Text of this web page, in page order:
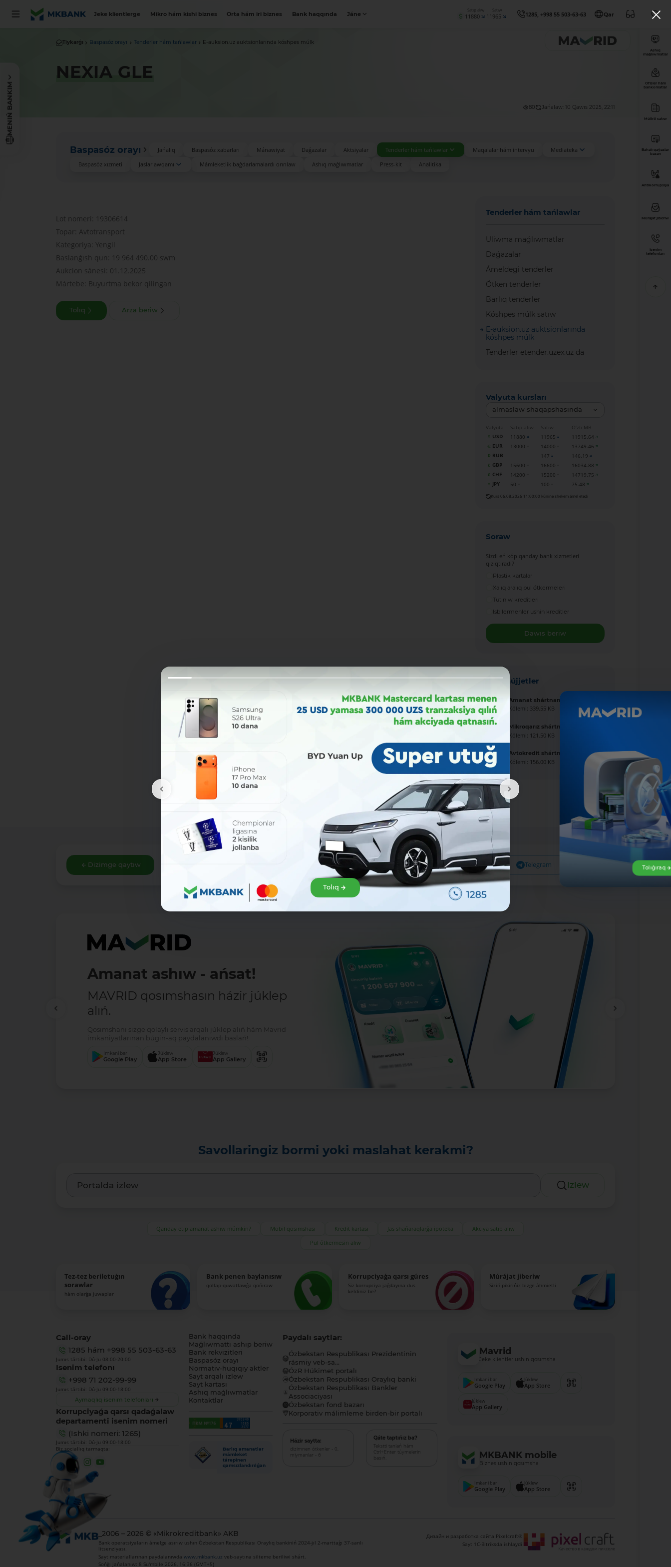
Jeke klientlerge Mikro hám kishi biznes Orta hám iri biznes Bank haqqında Jáne
Satıp alıw
11880
Satıw
11965 1285, +998 55 503-63-63 Qar
MENIŃ BANKIM
Tiykarǵı Baspasóz orayı Tenderler hám tańlawlar E-auksion.uz auktsionlarında kóshpes múlk
NEXIA GLE
80 Jańalaw: 10 Qawıs 2025, 22:11
Baspasóz orayı Jańalıq Baspasóz xabarları Mánawiyat Daǵazalar Aktsiyalar Tenderler hám tańlawlar Maqalalar hám intervyu
Mediateka
Baspasóz xızmeti
Jaslar awqamı Mámleketlik baǵdarlamalardı orınlaw Ashıq maǵlıwmatlar Press-kit Analitika
Lot nomeri: 19306614
Topar: Avtotransport
Kategoriya: Yengil
Baslanǵısh qun: 19 964 490.00 swm
Aukcion sánesi: 01.12.2025
Mártebe: Buyurtma bekor qilingan
Tolıq Arza beriw
Tenderler hám tańlawlar
Uliwma maǵlıwmatlar
Daǵazalar
Ámeldegi tenderler
Ótken tenderler
Barlıq tenderler
Kóshpes múlk satıw
E-auksion.uz auktsionlarında
kóshpes múlk
Tenderler etender.uzex.uz da
Valyuta kursları
almaslaw shaqapshasında
Valyuta Satıp alıw Satıw
O‘zb MB
USD
11880 11965
11915.64
EUR
13000 14000
13749.46
RUB
147
146.19
GBP
15600 16600
16034.88
CHF
14200 15200
14719.75
JPY
50 100 75.48
Kurs 06.08.2026 11:00:00 kúnine shekem ámel etedi
Soraw
Sizdi eń kóp qanday bank xizmetleri
qızıqtıradı?
Plastik kartalar
Xalıq aralıq pul ótkermeleri
Tutınıw kreditleri
Isbilermenler ushin kreditler
Dawıs beriw
Jańa hújjetler
Amanat shártnaması úlgisi
Kólemi: 339.55 KB
Mikroqarız shártnaması úlgisi
Kólemi: 121.50 KB
Avtokredit shártnaması úlgisi
Kólemi: 156.00 KB
Dizimge qaytıw Bólisiw: Facebook Telegram
Amanat ashıw - ańsat!
MAVRID qosımshasın házir júklep
alıń.
Qosımshanı sizge qolaylı servis arqalı júklep alıń hám Mavrid
imkaniyatlarınan búgin-aq paydalanıwdı baslań!:
Imkani bar
Google Play
Júklew
App Store
Júklew
App Gallery
Savollaringiz bormi yoki maslahat kerakmi?
Izlew
Qanday etip amanat ashıw múmkin? Mobil qosımshası Kredit kartası Jas shańaraqlarǵa ipoteka
Akciya satıp alıw
Pul ótkermesin alıw
Tez-tez beriletuǵın
sorawlar
hám olarǵa juwaplar
Bank penen baylanısıw
qollap-quwatlawǵa qońıraw
Korrupciyaǵa qarsı gúres
Siz korrupciya jaǵdayına dus
keldiniz be?
Múrájat jiberiw
Siziń pikirińiz bizge áhmietli
Ashıq
maǵlıwmatlar
Ofisler hám
bankomatlar
Múlkti satıw
Bahalı qaǵazlar
bazarı
Antikorrupsiya
Múrájat jiberiw
Isenim
telefonları
Call-oray
1285 hám +998 55 503-63-63
Jumıs tártibi: Dú-Ju 08:00-20:00
Isenim telefonı
+998 71 202-99-99
Jumıs tártibi: Dú-Ju 09:00-18:00
Aymaqlıq isenim telefonları
Korrupciyaǵa qarsı qadaǵalaw
departamenti isenim nomeri
(Ishki nomeri: 1265)
Jumıs tártibi: Dú-Ju 09:00-18:00
Biz sociallıq tarmaqta:
Bank haqqında
Maǵlıwmattı ashıp beriw
Bank rekvizitleri
Baspasóz orayı
Normativ-huqıqıy aktler
Sayt arqalı izlew
Sayt kartası
Ashıq maǵlıwmatlar
Kontaktlar
Barlıq amanatlar
mámleket
tárepinen
qamsızlandırılǵan
Paydalı saytlar:
Ózbekstan Respublikası Prezidentinin
rásmiy veb-sa...
ÓzR Húkimet portalı
Ózbekstan Respublikası Oraylıq banki
Ózbekstan Respublikası Bankler
Associaciyası
Ózbekstan fond bazarı
Korporativ málimleme birden-bir portalı
Házir saytta:
dizimnen ótkenler - 0,
miymanlar - 6
Qáte taptıńız ba?
Tekstti tanlań hám
Ctrl+Enter túymelerin
basıń.
Mavrid
Jeke klientler ushın qosımsha
Imkani bar
Google Play
Júklew
App Store
Júklew
App Gallery
MKBANK mobile
Biznes ushın qosımsha
Imkani bar
Google Play
Júklew
App Store
_2006 – 2026 © «Mikrokreditbank» AKB
Bank operatsiyaların ámelge asırıw ushın Ózbekstan Respublikası Oraylıq bankiniń 2024-jıl 2-marttaǵı 37-sanlı
litsenziyası.
Sayt materiallarınan paydalanıwdawww.mkbank.uz veb-saytına silteme beriliwi shárt.
Sońǵı jańalanıw: 8 Su'mbile 2026, 16:36 (GMT+5)
Дизайн и разработка сайта Pixelcraft®
Sayt 1C-Bitriksda ishlaydi
Tolıq
Tolıǵıraq